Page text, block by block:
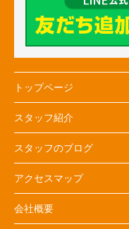
トップページ
スタッフ紹介
スタッフのブログ
アクセスマップ
会社概要